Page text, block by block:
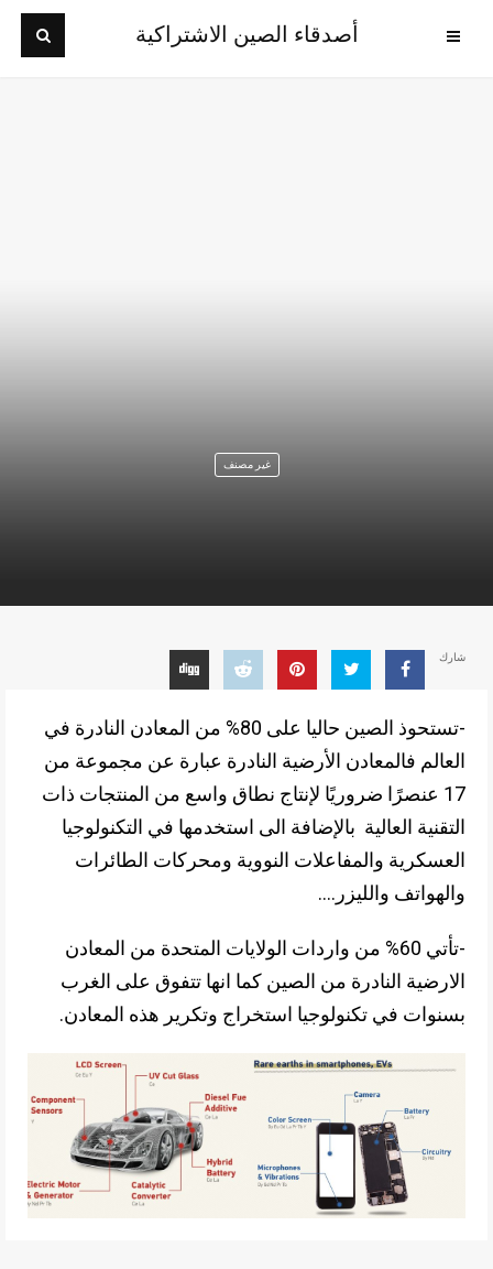
أصدقاء الصين الاشتراكية
غير مصنف
شارك
-تستحوذ الصين حاليا على 80% من المعادن النادرة في
العالم فالمعادن الأرضية النادرة عبارة عن مجموعة من
17 عنصرًا ضروريًا لإنتاج نطاق واسع من المنتجات ذات
التقنية العالية بالإضافة الى استخدمها في التكنولوجيا
العسكرية والمفاعلات النووية ومحركات الطائرات
والهواتف والليزر….
-تأتي 60% من واردات الولايات المتحدة من المعادن
الارضية النادرة من الصين كما انها تتفوق على الغرب
بسنوات في تكنولوجيا استخراج وتكرير هذه المعادن.